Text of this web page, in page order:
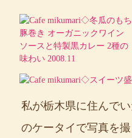
私が栃木県に住んで
のケータイで写真を